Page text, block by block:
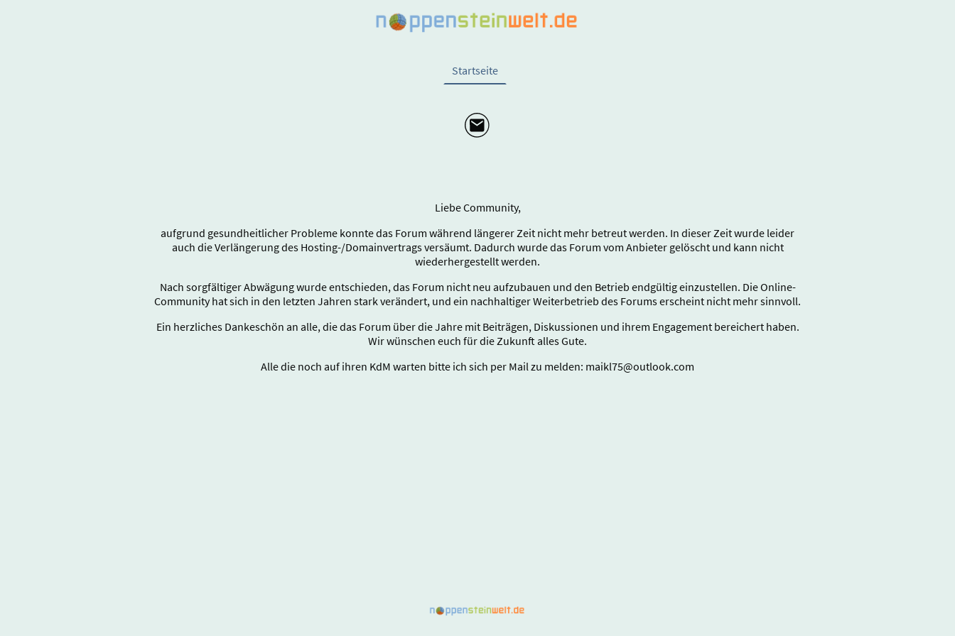
Startseite
Liebe Community,
aufgrund gesundheitlicher Probleme konnte das Forum während längerer Zeit nicht mehr betreut werden. In dieser Zeit wurde leider
auch die Verlängerung des Hosting-/Domainvertrags versäumt. Dadurch wurde das Forum vom Anbieter gelöscht und kann nicht
wiederhergestellt werden.
Nach sorgfältiger Abwägung wurde entschieden, das Forum nicht neu aufzubauen und den Betrieb endgültig einzustellen. Die Online-
Community hat sich in den letzten Jahren stark verändert, und ein nachhaltiger Weiterbetrieb des Forums erscheint nicht mehr sinnvoll.
Ein herzliches Dankeschön an alle, die das Forum über die Jahre mit Beiträgen, Diskussionen und ihrem Engagement bereichert haben.
Wir wünschen euch für die Zukunft alles Gute.
Alle die noch auf ihren KdM warten bitte ich sich per Mail zu melden: maikl75@outlook.com